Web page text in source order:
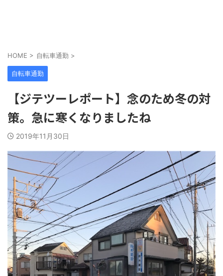
HOME > 自転車通勤 >
自転車通勤
【ジテツーレポート】念のため冬の対
策。急に寒くなりましたね
2019年11月30日